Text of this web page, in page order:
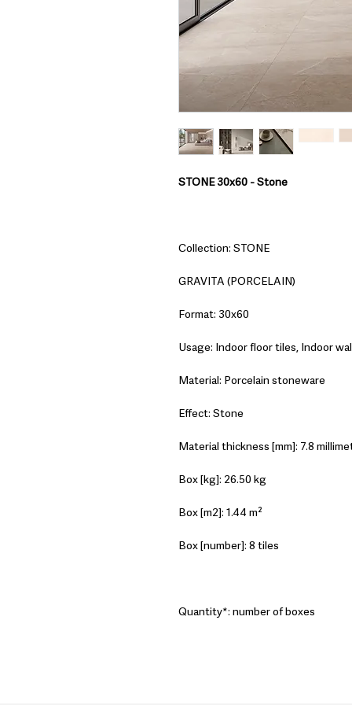
STONE 30x60 - Stone
Collection: STONE
GRAVITA (PORCELAIN)
Format: 30x60
Usage: Indoor floor tiles, Indoor
Material: Porcelain stoneware
Effect: Stone
Material thickness [mm]: 7.8
Box [kg]: 26.50 kg
Box [m2]: 1.44 m²
Box [number]: 8 tiles
Quantity*: number of boxes